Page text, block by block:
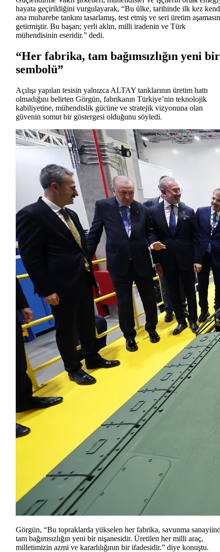
hayata geçirildiğini vurgulayarak, “Bu ülke, tarihinde ilk kez
ana muharebe tankını tasarlamış, test etmiş ve seri üretim
getirmiştir. Bu başarı; yerli aklın, milli iradenin ve Türk
mühendisinin eseridir.” dedi.
“Her fabrika, tam bağımsızlığın yeni bir
sembolü”
Açılışı yapılan tesisin yalnızca ALTAY tanklarının üretim hattı
olmadığını belirten Görgün, fabrikanın Türkiye’nin teknolojik
kabiliyetine, mühendislik gücüne ve stratejik vizyonuna olan
güvenin somut bir göstergesi olduğunu söyledi.
Görgün, “Bu topraklarda yükselen her fabrika, savunma
tam bağımsızlığın yeni bir nişanesidir. Üretilen her milli araç,
milletimizin azmi ve kararlılığının bir ifadesidir.” diye konuştu.